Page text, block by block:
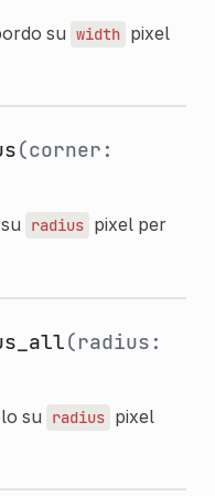
su width pixel
(corner:
radius pixel per
(radius:
su radius pixel